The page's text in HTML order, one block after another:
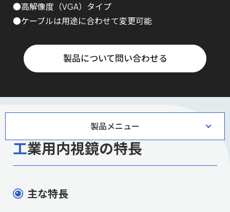
●高解像度（VGA）タイプ
●ケーブルは用途に合わせて変更可能
製品について問い合わせる
製品メニュー
工業用内視鏡の特長
主な特長